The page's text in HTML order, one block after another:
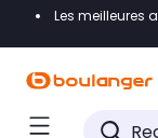
Accéder
Accéder
Les meilleures